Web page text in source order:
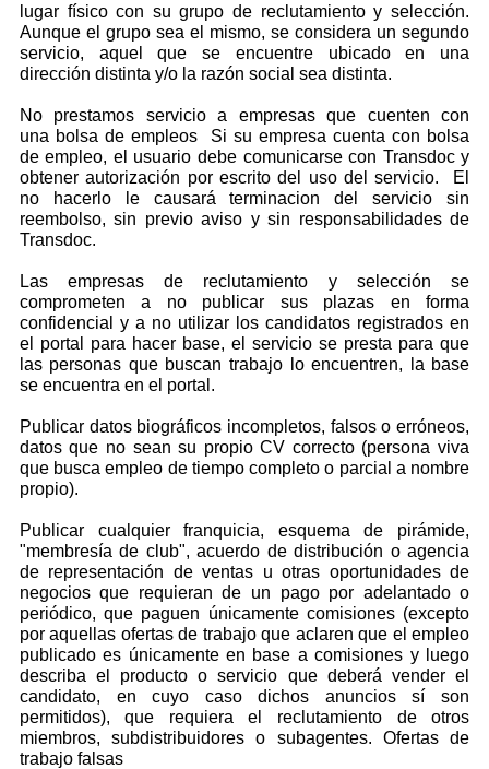
lugar físico con su grupo de reclutamiento y selección.
Aunque el grupo sea el mismo, se considera un segundo
servicio, aquel que se encuentre ubicado en una
dirección distinta y/o la razón social sea distinta.
No prestamos servicio a empresas que cuenten con
una bolsa de empleos Si su empresa cuenta con bolsa
de empleo, el usuario debe comunicarse con Transdoc y
obtener autorización por escrito del uso del servicio. El
no hacerlo le causará terminacion del servicio sin
reembolso, sin previo aviso y sin responsabilidades de
Transdoc.
Las empresas de reclutamiento y selección se
comprometen a no publicar sus plazas en forma
confidencial y a no utilizar los candidatos registrados en
el portal para hacer base, el servicio se presta para que
las personas que buscan trabajo lo encuentren, la base
se encuentra en el portal.
Publicar datos biográficos incompletos, falsos o erróneos,
datos que no sean su propio CV correcto (persona viva
que busca empleo de tiempo completo o parcial a nombre
propio).
Publicar cualquier franquicia, esquema de pirámide,
"membresía de club", acuerdo de distribución o agencia
de representación de ventas u otras oportunidades de
negocios que requieran de un pago por adelantado o
periódico, que paguen únicamente comisiones (excepto
por aquellas ofertas de trabajo que aclaren que el empleo
publicado es únicamente en base a comisiones y luego
describa el producto o servicio que deberá vender el
candidato, en cuyo caso dichos anuncios sí son
permitidos), que requiera el reclutamiento de otros
miembros, subdistribuidores o subagentes. Ofertas de
trabajo falsas